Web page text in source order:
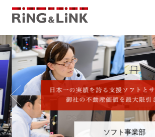
ソフト事業部